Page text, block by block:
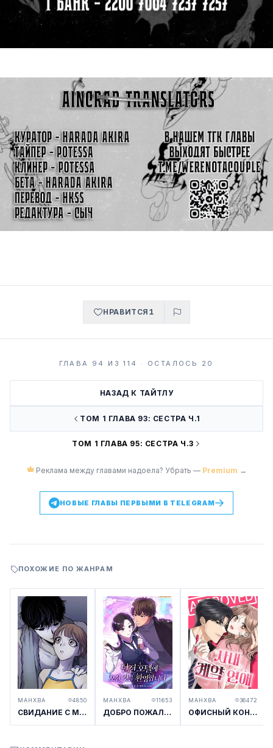
НРАВИТСЯ 1
ГЛАВА 94 ИЗ 114 · ОСТАЛОСЬ 20
НАЗАД К ТАЙТЛУ
ТОМ 1 ГЛАВА 93: СЕСТРА Ч.1
ТОМ 1 ГЛАВА 95: СЕСТРА Ч.3
Реклама между главами надоела? Убрать — Premium →
НОВЫЕ ГЛАВЫ ПЕРВЫМИ В TELEGRAM
ПОХОЖИЕ ПО ЖАНРАМ
МАНХВА 4850
СВИДАНИЕ С МРАЧНЫМ ЗАДРОТОМ
МАНХВА 11653
ДОБРО ПОЖАЛОВАТЬ В ОТЕЛЬ-ПОДЗЕМЕЛЬЕ
МАНХВА 36472
ОФИСНЫЙ КОНТРАКТНЫЙ РОМАН